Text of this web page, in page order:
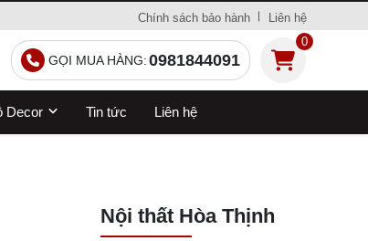
Chính sách bảo hành Liên hệ
GỌI MUA HÀNG:0981844091
0
Decor Tin tức Liên hệ
Nội thất Hòa Thịnh